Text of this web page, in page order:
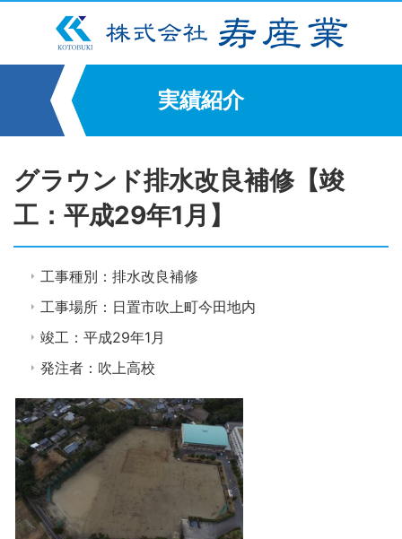
実績紹介
グラウンド排水改良補修【竣
工：平成29年1月】
工事種別：排水改良補修
工事場所：日置市吹上町今田地内
竣工：平成29年1月
発注者：吹上高校